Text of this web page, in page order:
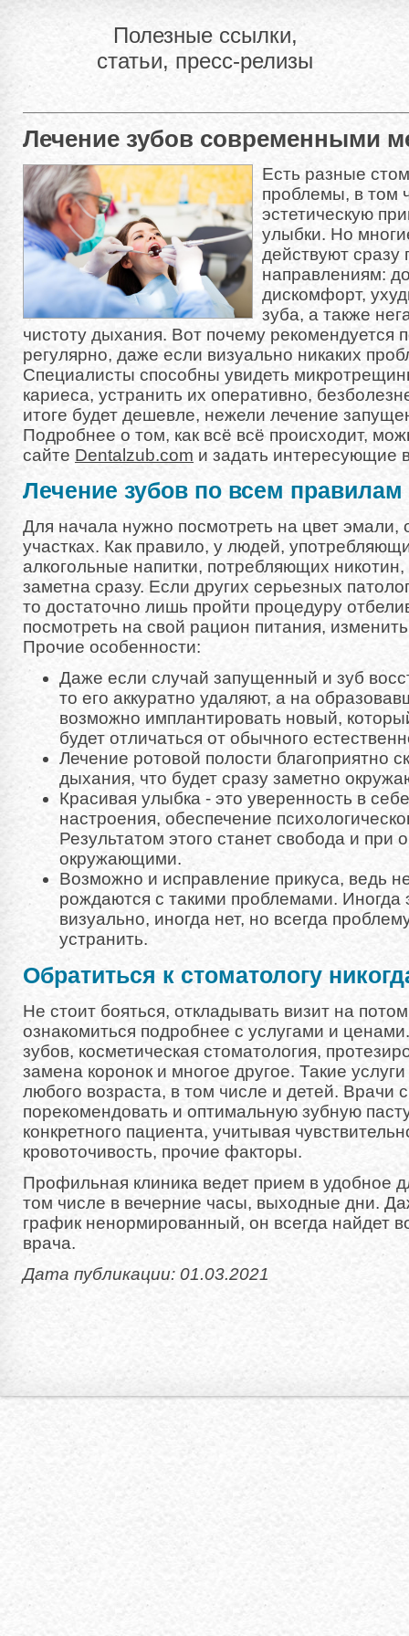
Полезные ссылки,
статьи, пресс-релизы
Лечение зубов современными
Есть разные
проблемы, в том
эстетическую
улыбки. Но
действуют сразу
направлениям:
дискомфорт,
зуба, а также
чистоту дыхания. Вот почему рекомендуется
регулярно, даже если визуально никаких
Специалисты способны увидеть
кариеса, устранить их оперативно,
итоге будет дешевле, нежели лечение
Подробнее о том, как всё всё происходит,
сайте Dentalzub.com и задать интересующие
Лечение зубов по всем правилам
Для начала нужно посмотреть на цвет эмали,
участках. Как правило, у людей,
алкогольные напитки, потребляющих
заметна сразу. Если других серьезных
то достаточно лишь пройти процедуру
посмотреть на свой рацион питания,
Прочие особенности:
Даже если случай запущенный и зуб
то его аккуратно удаляют, а на
возможно имплантировать новый,
будет отличаться от обычного
Лечение ротовой полости благоприятно
дыхания, что будет сразу заметно
Красивая улыбка - это уверенность в
настроения, обеспечение
Результатом этого станет свобода и при
окружающими.
Возможно и исправление прикуса, ведь
рождаются с такими проблемами. Иногда
визуально, иногда нет, но всегда
устранить.
Обратиться к стоматологу
Не стоит бояться, откладывать визит на
ознакомиться подробнее с услугами и
зубов, косметическая стоматология,
замена коронок и многое другое. Такие
любого возраста, в том числе и детей. Врачи
порекомендовать и оптимальную зубную
конкретного пациента, учитывая
кровоточивость, прочие факторы.
Профильная клиника ведет прием в удобное
том числе в вечерние часы, выходные дни.
график ненормированный, он всегда найдет
врача.
Дата публикации: 01.03.2021